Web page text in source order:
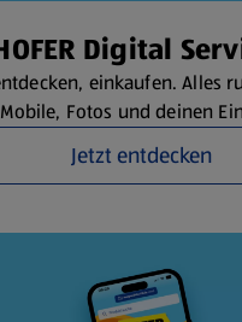
Digital
einkaufen. Alles
Mobile, Fotos und deinen
Jetzt entdecken